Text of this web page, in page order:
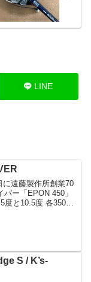
LINE
に遠藤製作所創業70
ー「EPON 450」
度と10.5度 各350
S / K’s-